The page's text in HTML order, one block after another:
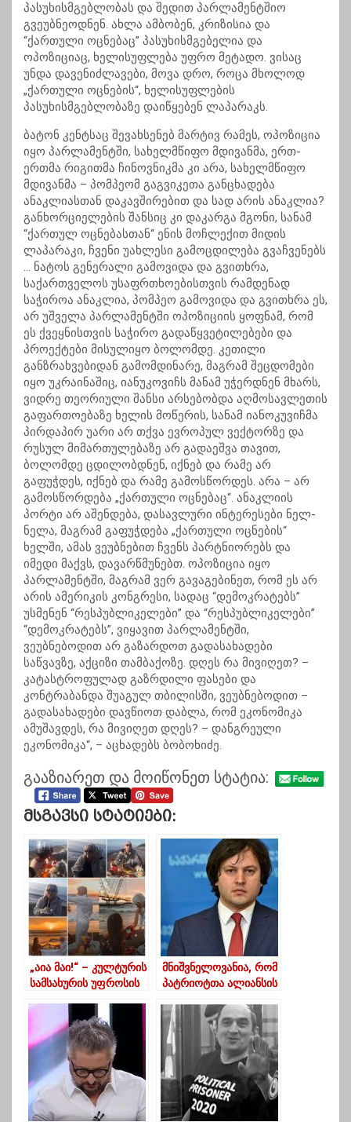
პასუხისმგებლობას და შედით პარლამენტშიო
გვეუბნეოდნენ. ახლა ამბობენ, კრიზისია და
“ქართული ოცნებაც” პასუხისმგებელია და
ოპოზიციაც, ხელისუფლება უფრო მეტადო. ვისაც
უნდა დავენიძლავები, მოვა დრო, როცა მხოლოდ
„ქართული ოცნების“, ხელისუფლების
პასუხისმგებლობაზე დაიწყებენ ლაპარაკს.
ბატონ კენტსაც შევახსენებ მარტივ რამეს, ოპოზიცია
იყო პარლამენტში, სახელმწიფო მდივანმა, ერთ-
ერთმა რიგითმა ჩინოვნიკმა კი არა, სახელმწიფო
მდივანმა – პომპეომ გაგვიკეთა განცხადება
ანაკლიასთან დაკავშირებით და სად არის ანაკლია?
განხორციელების შანსიც კი დაკარგა მგონი, სანამ
“ქართულ ოცნებასთან“ ენის მოჩლექით მიდის
ლაპარაკი, ჩვენი უახლესი გამოცდილება გვაჩვენებს
… ნატოს გენერალი გამოვიდა და გვითხრა,
საქართველოს უსაფრთხოებისთვის რამდენად
საჭიროა ანაკლია, პომპეო გამოვიდა და გვითხრა ეს,
არ უშველა პარლამენტში ოპოზიციის ყოფნამ, რომ
ეს ქვეყნისთვის საჭირო გადაწყვეტილებები და
პროექტები მისულიყო ბოლომდე. კეთილი
განზრახვებიდან გამომდინარე, მაგრამ შეცდომები
იყო უკრაინაშიც, იანუკოვიჩს მანამ უჭერდნენ მხარს,
ვიდრე თეორიული შანსი არსებობდა აღმოსავლეთის
გაფართოებაზე ხელის მოწერის, სანამ იანოკუვიჩმა
პირდაპირ უარი არ თქვა ევროპულ ვექტორზე და
რუსულ მიმართულებაზე არ გადაეშვა თავით,
ბოლომდე ცდილობდნენ, იქნებ და რამე არ
გაფუჭდეს, იქნებ და რამე გამოსწორდეს. არა – არ
გამოსწორდება „ქართული ოცნებაც“. ანაკლიის
პორტი არ აშენდება, დასავლური ინტერესები ნელ-
ნელა, მაგრამ გაფუჭდება „ქართული ოცნების“
ხელში, ამას ვეუბნებით ჩვენს პარტნიორებს და
იმედი მაქვს, დავარწმუნებთ. ოპოზიცია იყო
პარლამენტში, მაგრამ ვერ გავაგებინეთ, რომ ეს არ
არის ამერიკის კონგრესი, სადაც “დემოკრატებს”
უსმენენ “რესპუბლიკელები” და “რესპუბლიკელები”
“დემოკრატებს”, ვიყავით პარლამენტში,
ვეუბნებოდით არ გაზარდოთ გადასახადები
საწვავზე, აქციზი თამბაქოზე. დღეს რა მივიღეთ? –
კატასტროფულად გაზრდილი ფასები და
კონტრაბანდა შუაგულ თბილისში, ვეუბნებოდით –
გადასახადები დავწიოთ დაბლა, რომ ეკონომიკა
ამუშავდეს, რა მივიღეთ დღეს? – დანგრეული
ეკონომიკა“, – აცხადებს ბობოხიძე.
გააზიარეთ და მოიწონეთ სტატია:
Მსგავსი Სტატიები:
„აია მაი!“ – კულტურის
სამსახურის უფროსის
და ნანუკას
ინსპირაციით
მნიშვნელოვანია, რომ
პატრიოტთა ალიანსის
არ შემოვიდა
პარლამენტში-
კობახიძე